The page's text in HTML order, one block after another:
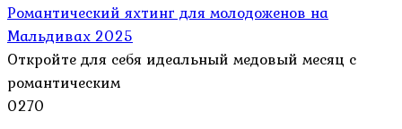
Романтический яхтинг для молодоженов на
Мальдивах 2025
Откройте для себя идеальный медовый месяц с
романтическим
0270